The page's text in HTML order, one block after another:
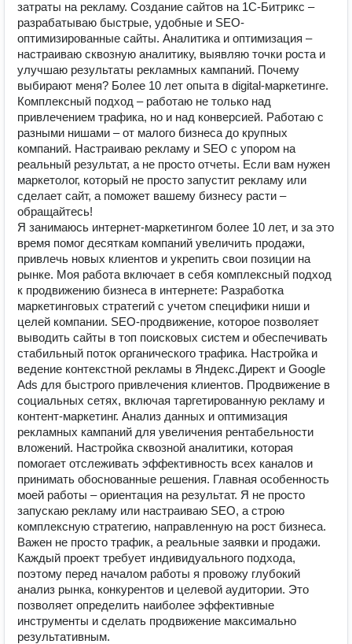
затраты на рекламу. Создание сайтов на 1С-Битрикс –
разрабатываю быстрые, удобные и SEO-
оптимизированные сайты. Аналитика и оптимизация –
настраиваю сквозную аналитику, выявляю точки роста и
улучшаю результаты рекламных кампаний. Почему
выбирают меня? Более 10 лет опыта в digital-маркетинге.
Комплексный подход – работаю не только над
привлечением трафика, но и над конверсией. Работаю с
разными нишами – от малого бизнеса до крупных
компаний. Настраиваю рекламу и SEO с упором на
реальный результат, а не просто отчеты. Если вам нужен
маркетолог, который не просто запустит рекламу или
сделает сайт, а поможет вашему бизнесу расти –
обращайтесь!
Я занимаюсь интернет-маркетингом более 10 лет, и за это
время помог десяткам компаний увеличить продажи,
привлечь новых клиентов и укрепить свои позиции на
рынке. Моя работа включает в себя комплексный подход
к продвижению бизнеса в интернете: Разработка
маркетинговых стратегий с учетом специфики ниши и
целей компании. SEO-продвижение, которое позволяет
выводить сайты в топ поисковых систем и обеспечивать
стабильный поток органического трафика. Настройка и
ведение контекстной рекламы в Яндекс.Директ и Google
Ads для быстрого привлечения клиентов. Продвижение в
социальных сетях, включая таргетированную рекламу и
контент-маркетинг. Анализ данных и оптимизация
рекламных кампаний для увеличения рентабельности
вложений. Настройка сквозной аналитики, которая
помогает отслеживать эффективность всех каналов и
принимать обоснованные решения. Главная особенность
моей работы – ориентация на результат. Я не просто
запускаю рекламу или настраиваю SEO, а строю
комплексную стратегию, направленную на рост бизнеса.
Важен не просто трафик, а реальные заявки и продажи.
Каждый проект требует индивидуального подхода,
поэтому перед началом работы я провожу глубокий
анализ рынка, конкурентов и целевой аудитории. Это
позволяет определить наиболее эффективные
инструменты и сделать продвижение максимально
результативным.